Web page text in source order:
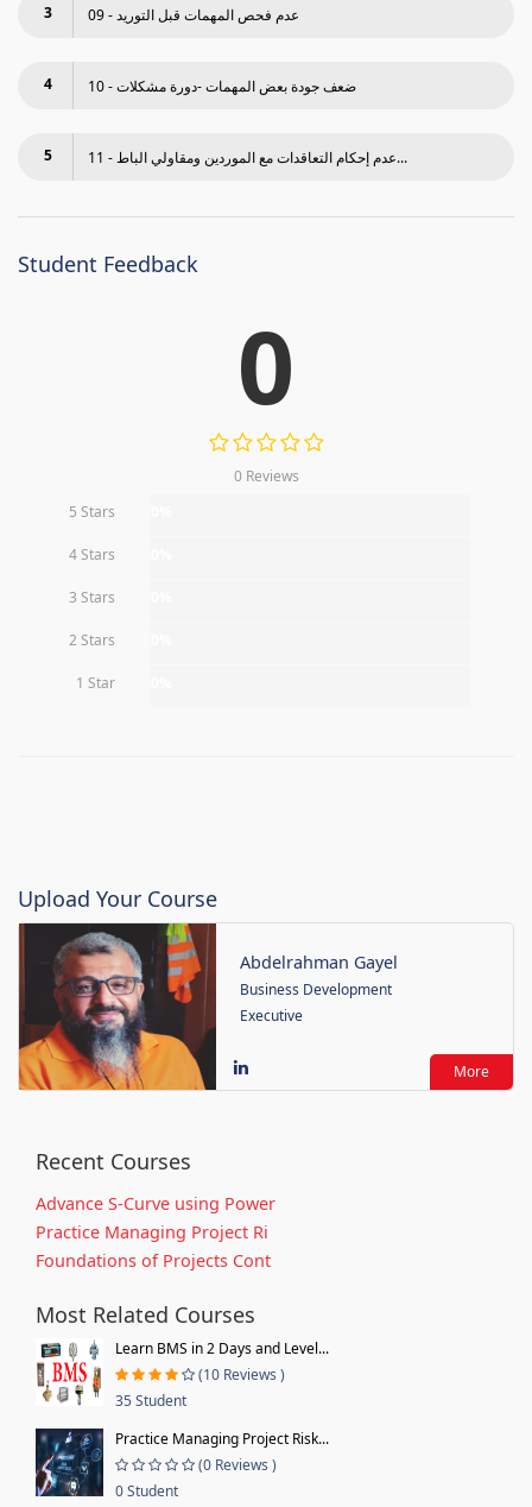
3 09 - عدم فحص المھمات قبل التوريد
4 10 - ضعف جودة بعض المھمات -دورة مشكلات
5 11 - عدم إحكام التعاقدات مع الموردين ومقاولي الباط...
Student Feedback
0
0 Reviews
5 Stars
4 Stars
3 Stars
2 Stars
1 Star
Upload Your Course
Abdelrahman Gayel
Business Development
Executive
More
Recent Courses
Advance S-Curve using Power
Practice Managing Project Ri
Foundations of Projects Cont
Most Related Courses
Learn BMS in 2 Days and Level...
(10 Reviews )
35 Student
Practice Managing Project Risk...
(0 Reviews )
0 Student